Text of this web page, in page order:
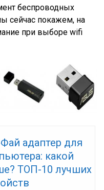
беспроводных
сейчас покажем, на
при выборе wifi
адаптер для
какой
ТОП-10 лучших